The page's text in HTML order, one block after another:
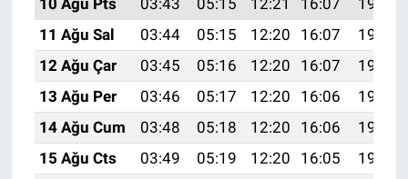
10 Ağu Pts
03:43 05:15 12:21 16:07
19:17
11 Ağu Sal
03:44 05:15 12:20 16:07
19:16
12 Ağu Çar
03:45 05:16 12:20 16:07
19:14
13 Ağu Per
03:46 05:17 12:20 16:06
19:13
14 Ağu Cum
03:48 05:18 12:20 16:06
19:12
15 Ağu Cts
03:49 05:19 12:20 16:05
19:11